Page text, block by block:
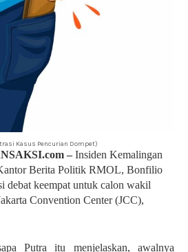
Kasus Pencurian Dompet)
– Insiden Kemalingan
Berita Politik RMOL, Bonfilio
debat keempat untuk calon wakil
Convention Center (JCC),
Putra itu menjelaskan, awalnya